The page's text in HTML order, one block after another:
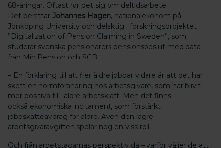
68-åringar. Oftast rör det sig om deltidsarbete.
Det berättar Johannes Hagen, nationalekonom på
Jönköping University och delaktig i forskningsprojektet
”Digitalization of Pension Claiming in Sweden”, som
studerar svenska pensionärers pensionsbeslut med data
från Min Pension och SCB.
– En förklaring till att fler äldre jobbar vidare är att det har
skett en normförändring hos arbetsgivare, som har blivit
mer positiva till äldre arbetskraft. Men det finns
också ekonomiska incitament, som förstärkt
jobbskatteavdrag för äldre. Även den lägre
arbetsgivaravgiften spelar nog en viss roll.
Och från arbetstagarnas perspektiv då – varför väljer de att